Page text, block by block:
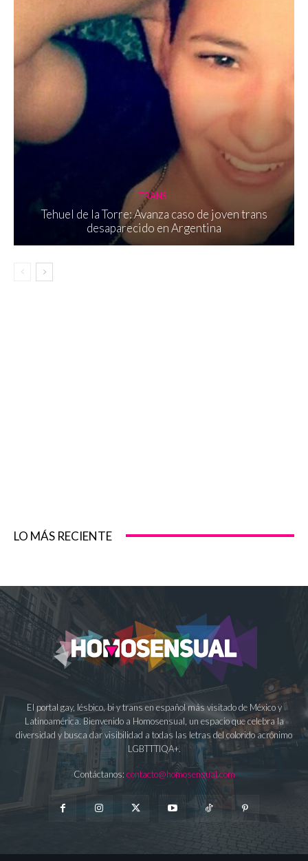
TRANS
Tehuel de la Torre: Avanza caso de joven trans
desaparecido en Argentina
LO MÁS RECIENTE
El portal gay, lésbico, bi y trans en español más visitado de México y
Latinoamérica. Bienvenido a Homosensual, un espacio que celebra la
diversidad y busca dar visibilidad a todas las letras del colorido acrónimo
LGBTTTIQA+.
Contáctanos: contacto@homosensual.com